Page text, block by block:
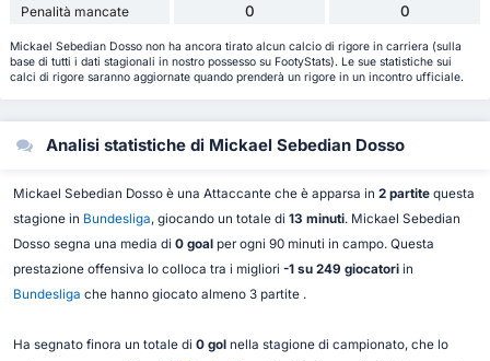
Penalità mancate 0 0
Mickael Sebedian Dosso non ha ancora tirato alcun calcio di rigore in carriera (sulla
base di tutti i dati stagionali in nostro possesso su FootyStats). Le sue statistiche sui
calci di rigore saranno aggiornate quando prenderà un rigore in un incontro ufficiale.
Analisi statistiche di Mickael Sebedian Dosso
Mickael Sebedian Dosso è una Attaccante che è apparsa in 2 partitequesta
stagione in Bundesliga, giocando un totale di 13 minuti. Mickael Sebedian
Dosso segna una media di 0 goalper ogni 90 minuti in campo. Questa
prestazione offensiva lo colloca tra i migliori -1 su 249 giocatoriin
Bundesliga che hanno giocato almeno 3 partite .
Ha segnato finora un totale di 0 golnella stagione di campionato, che lo